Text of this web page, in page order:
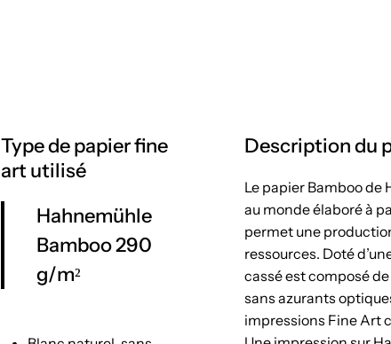
Type de papier fine
art utilisé
Hahnemühle
Bamboo 290
g/m²
Description du
Le papier Bamboo
au monde élaboré à
permet une
ressources. Doté
cassé est composé
sans azurants
impressions Fine Art